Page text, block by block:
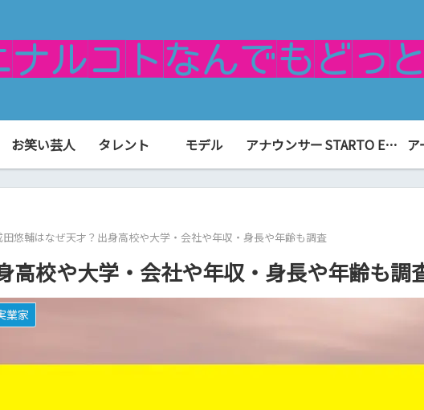
お笑い芸人 タレント モデル アナウンサー STARTO ENTERTAINMENT（旧ジャニーズ） ア
田悠輔はなぜ天才？出身高校や大学・会社や年収・身長や年齢も調査
高校や大学・会社や年収・身長や年齢も調
業家